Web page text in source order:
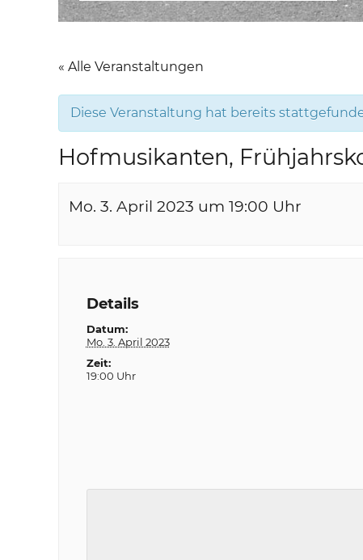
« Alle Veranstaltungen
Diese Veranstaltung hat bereits
Hofmusikanten,
Mo. 3. April 2023 um 19:00 Uhr
Details
Datum:
Mo. 3. April 2023
Zeit:
19:00 Uhr